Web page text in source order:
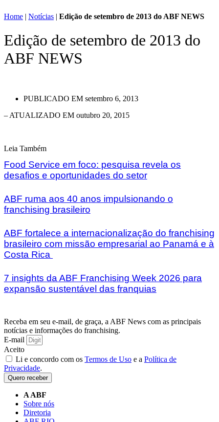
Home | Notícias | Edição de setembro de 2013 do ABF NEWS
Edição de setembro de 2013 do
ABF NEWS
PUBLICADO EM setembro 6, 2013
– ATUALIZADO EM outubro 20, 2015
Leia Também
Food Service em foco: pesquisa revela os
desafios e oportunidades do setor
ABF ruma aos 40 anos impulsionando o
franchising brasileiro
ABF fortalece a internacionalização do franchising
brasileiro com missão empresarial ao Panamá e à
Costa Rica
7 insights da ABF Franchising Week 2026 para
expansão sustentável das franquias
Receba em seu e-mail, de graça, a ABF News com as principais
notícias e informações do franchising.
E-mail
Aceito
Li e concordo com os Termos de Uso e a Política de
Privacidade.
Quero receber
A ABF
Sobre nós
Diretoria